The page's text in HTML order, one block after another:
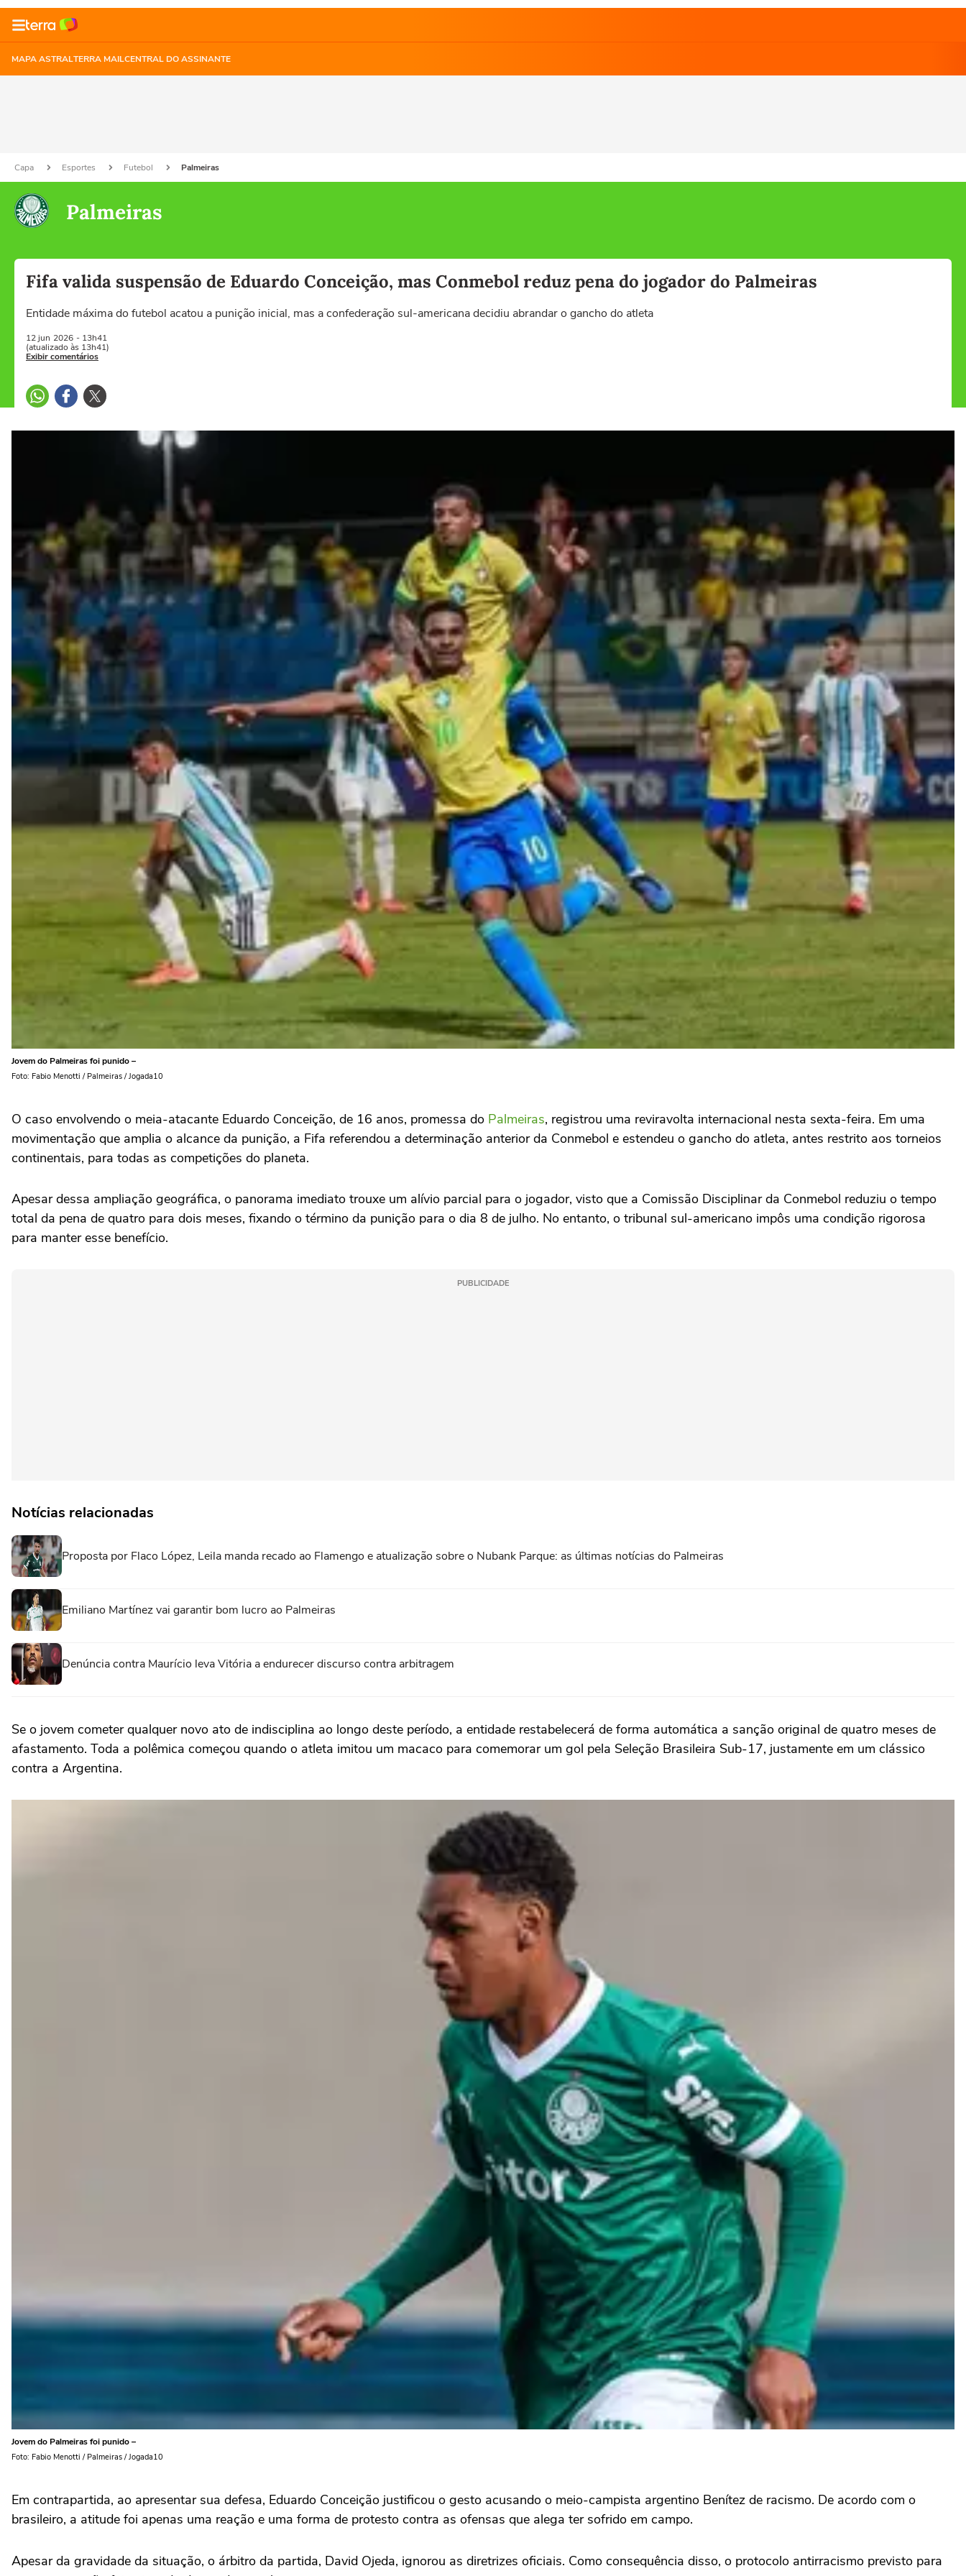
MAPA ASTRALTERRA MAILCENTRAL DO ASSINANTE
Capa Esportes Futebol Palmeiras
Palmeiras
Fifa valida suspensão de Eduardo Conceição, mas Conmebol reduz pena do jogador do Palmeiras
Entidade máxima do futebol acatou a punição inicial, mas a confederação sul-americana decidiu abrandar o gancho do atleta
12 jun 2026 - 13h41
(atualizado às 13h41)
Exibir comentários
Jovem do Palmeiras foi punido –
Foto: Fabio Menotti / Palmeiras / Jogada10
O caso envolvendo o meia-atacante Eduardo Conceição, de 16 anos, promessa do Palmeiras, registrou uma reviravolta internacional nesta sexta-feira. Em uma
movimentação que amplia o alcance da punição, a Fifa referendou a determinação anterior da Conmebol e estendeu o gancho do atleta, antes restrito aos torneios
continentais, para todas as competições do planeta.
Apesar dessa ampliação geográfica, o panorama imediato trouxe um alívio parcial para o jogador, visto que a Comissão Disciplinar da Conmebol reduziu o tempo
total da pena de quatro para dois meses, fixando o término da punição para o dia 8 de julho. No entanto, o tribunal sul-americano impôs uma condição rigorosa
para manter esse benefício.
PUBLICIDADE
Notícias relacionadas
Proposta por Flaco López, Leila manda recado ao Flamengo e atualização sobre o Nubank Parque: as últimas notícias do Palmeiras
Emiliano Martínez vai garantir bom lucro ao Palmeiras
Denúncia contra Maurício leva Vitória a endurecer discurso contra arbitragem
Se o jovem cometer qualquer novo ato de indisciplina ao longo deste período, a entidade restabelecerá de forma automática a sanção original de quatro meses de
afastamento. Toda a polêmica começou quando o atleta imitou um macaco para comemorar um gol pela Seleção Brasileira Sub-17, justamente em um clássico
contra a Argentina.
Jovem do Palmeiras foi punido –
Foto: Fabio Menotti / Palmeiras / Jogada10
Em contrapartida, ao apresentar sua defesa, Eduardo Conceição justificou o gesto acusando o meio-campista argentino Benítez de racismo. De acordo com o
brasileiro, a atitude foi apenas uma reação e uma forma de protesto contra as ofensas que alega ter sofrido em campo.
Apesar da gravidade da situação, o árbitro da partida, David Ojeda, ignorou as diretrizes oficiais. Como consequência disso, o protocolo antirracismo previsto para